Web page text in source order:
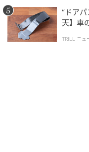
素敵なあの人Web
さらに、キツネやオ
ルドな動物シリーズ
“ドア
天】車
TRILL ニュ